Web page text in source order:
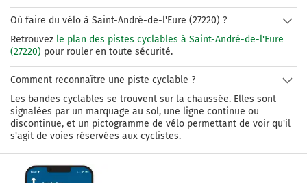
Où faire du vélo à Saint-André-de-l'Eure (27220) ?
Retrouvez le plan des pistes cyclables à Saint-André-de-l'Eure
(27220) pour rouler en toute sécurité.
Comment reconnaître une piste cyclable ?
Les bandes cyclables se trouvent sur la chaussée. Elles sont
signalées par un marquage au sol, une ligne continue ou
discontinue, et un pictogramme de vélo permettant de voir qu'il
s'agit de voies réservées aux cyclistes.